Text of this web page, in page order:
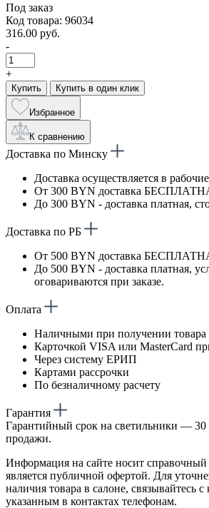
Под заказ
Код товара: 96034
316.00 руб.
-
+
Купить Купить в один клик
Избранное
К сравнению
Доставка по Минску
Доставка осуществляется в
От 300 BYN доставка
До 300 BYN - доставка платная,
Доставка по РБ
От 500 BYN доставка
До 500 BYN - доставка платная,
оговариваются при заказе.
Оплата
Наличными при получении товара
Карточкой VISA или MasterCard
Через систему ЕРИП
Картами рассрочки
По безналичному расчету
Гарантия
Гарантийный срок на светильники — 30
продажи.
Информация на сайте носит справочный
является публичной офертой. Для
наличия товара в салоне, связывайтесь с
указанным в контактах телефонам.